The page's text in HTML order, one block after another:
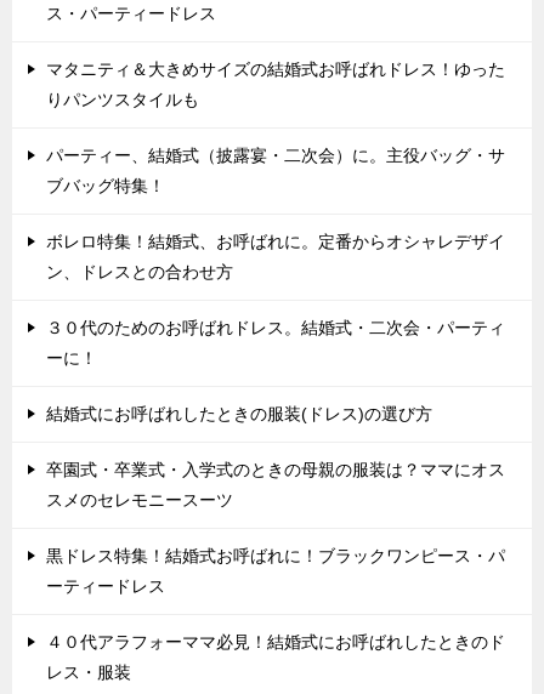
ス・パーティードレス
マタニティ＆大きめサイズの結婚式お呼ばれドレス！ゆった
りパンツスタイルも
パーティー、結婚式（披露宴・二次会）に。主役バッグ・サ
ブバッグ特集！
ボレロ特集！結婚式、お呼ばれに。定番からオシャレデザイ
ン、ドレスとの合わせ方
３０代のためのお呼ばれドレス。結婚式・二次会・パーティ
ーに！
結婚式にお呼ばれしたときの服装(ドレス)の選び方
卒園式・卒業式・入学式のときの母親の服装は？ママにオス
スメのセレモニースーツ
黒ドレス特集！結婚式お呼ばれに！ブラックワンピース・パ
ーティードレス
４０代アラフォーママ必見！結婚式にお呼ばれしたときのド
レス・服装